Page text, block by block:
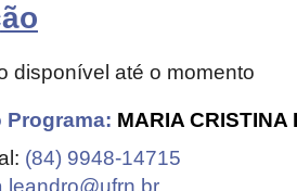
disponível até o momento
Programa: MARIA CRISTINA
(84) 9948-14715